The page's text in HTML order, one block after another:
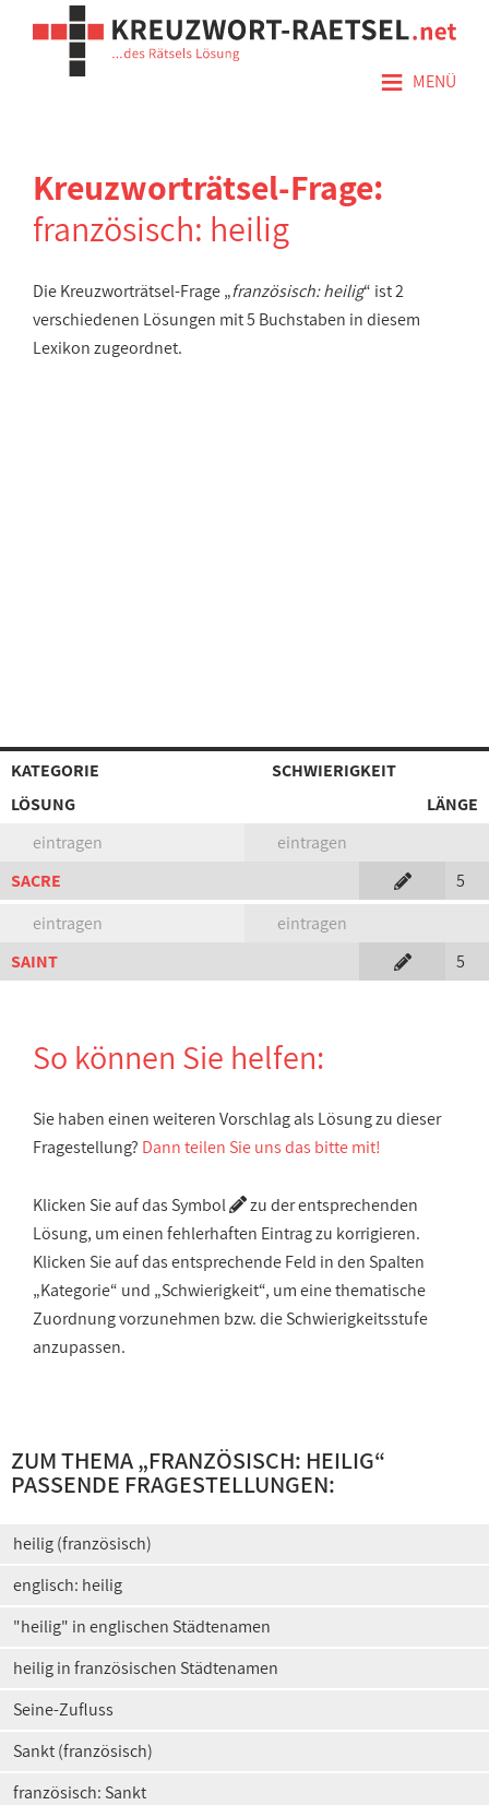
≡ MENÜ
Kreuzworträtsel-Frage:
französisch: heilig
Die Kreuzworträtsel-Frage „französisch: heilig“ ist 2
verschiedenen Lösungen mit 5 Buchstaben in diesem
Lexikon zugeordnet.
KATEGORIE
SCHWIERIGKEIT
LÖSUNG
LÄNGE
eintragen
eintragen
SACRE
5
eintragen
eintragen
SAINT
5
So können Sie helfen:
Sie haben einen weiteren Vorschlag als Lösung zu dieser
Fragestellung? Dann teilen Sie uns das bitte mit!
Klicken Sie auf das Symbol
zu der entsprechenden
Lösung, um einen fehlerhaften Eintrag zu korrigieren.
Klicken Sie auf das entsprechende Feld in den Spalten
„Kategorie“ und „Schwierigkeit“, um eine thematische
Zuordnung vorzunehmen bzw. die Schwierigkeitsstufe
anzupassen.
ZUM THEMA „FRANZÖSISCH: HEILIG“
PASSENDE FRAGESTELLUNGEN:
heilig (französisch)
englisch: heilig
"heilig" in englischen Städtenamen
heilig in französischen Städtenamen
Seine-Zufluss
Sankt (französisch)
französisch: Sankt